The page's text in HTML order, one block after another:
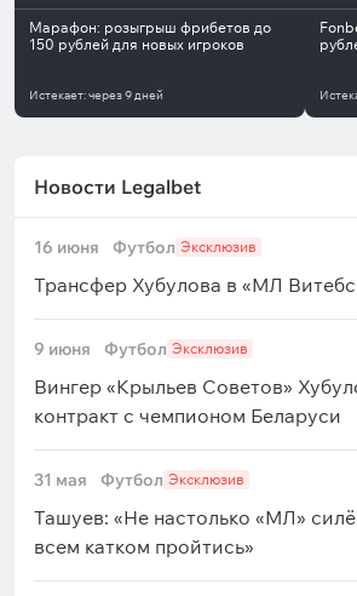
Марафон: розыгрыш фрибетов до
150 рублей для новых игроков
Истекает:через9 дней
Новости Legalbet
16 июня Футбол Эксклюзив
Трансфер Хубулова в «МЛ
9 июня Футбол Эксклюзив
Вингер «Крыльев Советов»
контракт с чемпионом Беларуси
31 мая Футбол Эксклюзив
Ташуев: «Не настолько «МЛ»
всем катком пройтись»